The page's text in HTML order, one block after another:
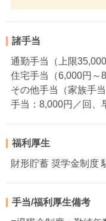
諸手当
通勤手当（上限35,000
住宅手当（6,000円～
その他手当（家族手
手当：8,000円／回、
福利厚生
財形貯蓄 奨学金制度
手当/福利厚生備考